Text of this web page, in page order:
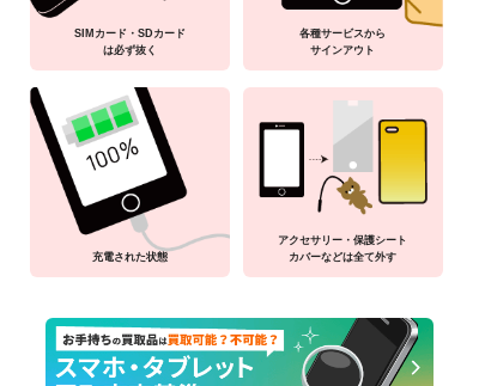
SIMカード・SDカード
は必ず抜く
各種サービスから
サインアウト
充電された状態
アクセサリー・保護シート
カバーなどは全て外す